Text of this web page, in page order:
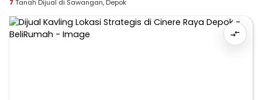
7 Tanah Dijual di Sawangan, Depok